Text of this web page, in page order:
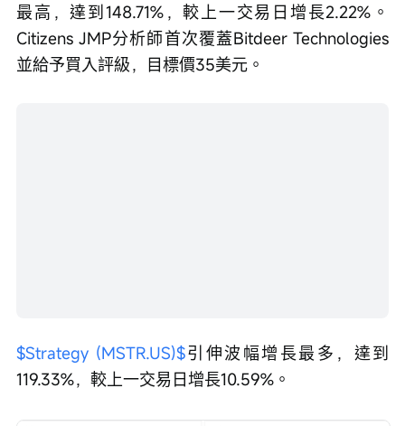
最高，達到148.71%，較上一交易日增長2.22%。
Citizens JMP分析師首次覆蓋Bitdeer Technologies
並給予買入評級，目標價35美元。
$Strategy (MSTR.US)$引伸波幅增長最多，達到
119.33%，較上一交易日增長10.59%。